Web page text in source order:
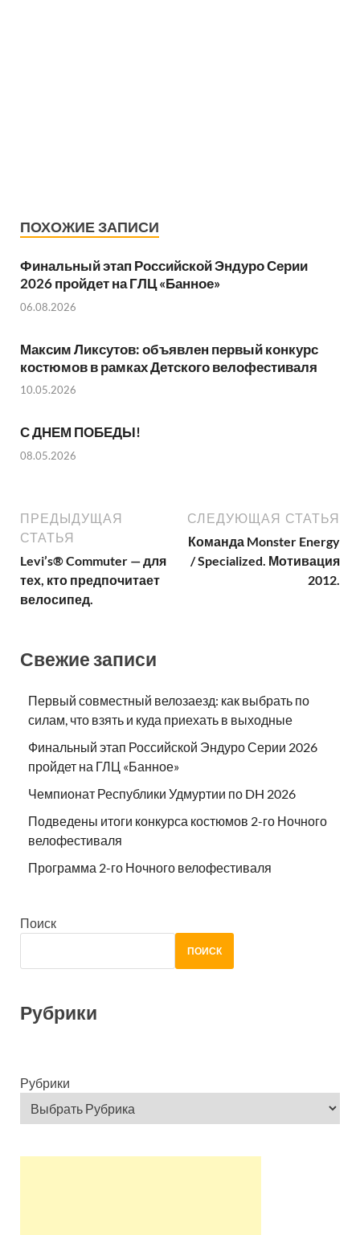
ПОХОЖИЕ ЗАПИСИ
Финальный этап Российской Эндуро Серии
2026 пройдет на ГЛЦ «Банное»
06.08.2026
Максим Ликсутов: объявлен первый конкурс
костюмов в рамках Детского велофестиваля
10.05.2026
С ДНЕМ ПОБЕДЫ!
08.05.2026
ПРЕДЫДУЩАЯ
СТАТЬЯ
Levi’s® Commuter — для
тех, кто предпочитает
велосипед.
СЛЕДУЮЩАЯ СТАТЬЯ
Команда Monster Energy
/ Specialized. Мотивация
2012.
Свежие записи
Первый совместный велозаезд: как выбрать по
силам, что взять и куда приехать в выходные
Финальный этап Российской Эндуро Серии 2026
пройдет на ГЛЦ «Банное»
Чемпионат Республики Удмуртии по DH 2026
Подведены итоги конкурса костюмов 2-го Ночного
велофестиваля
Программа 2-го Ночного велофестиваля
Поиск
ПОИСК
Рубрики
Рубрики